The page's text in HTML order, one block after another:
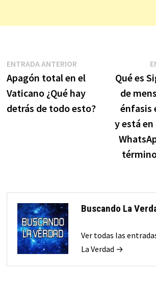
Navegación
de
entradas
ENTRADA ANTERIOREntrada
anterior:
Apagón total en el
Vaticano ¿Qué hay
detrás de todo esto?
Qué es
de
énfasis
y está
Buscando La
Ver todas las
La Verdad →